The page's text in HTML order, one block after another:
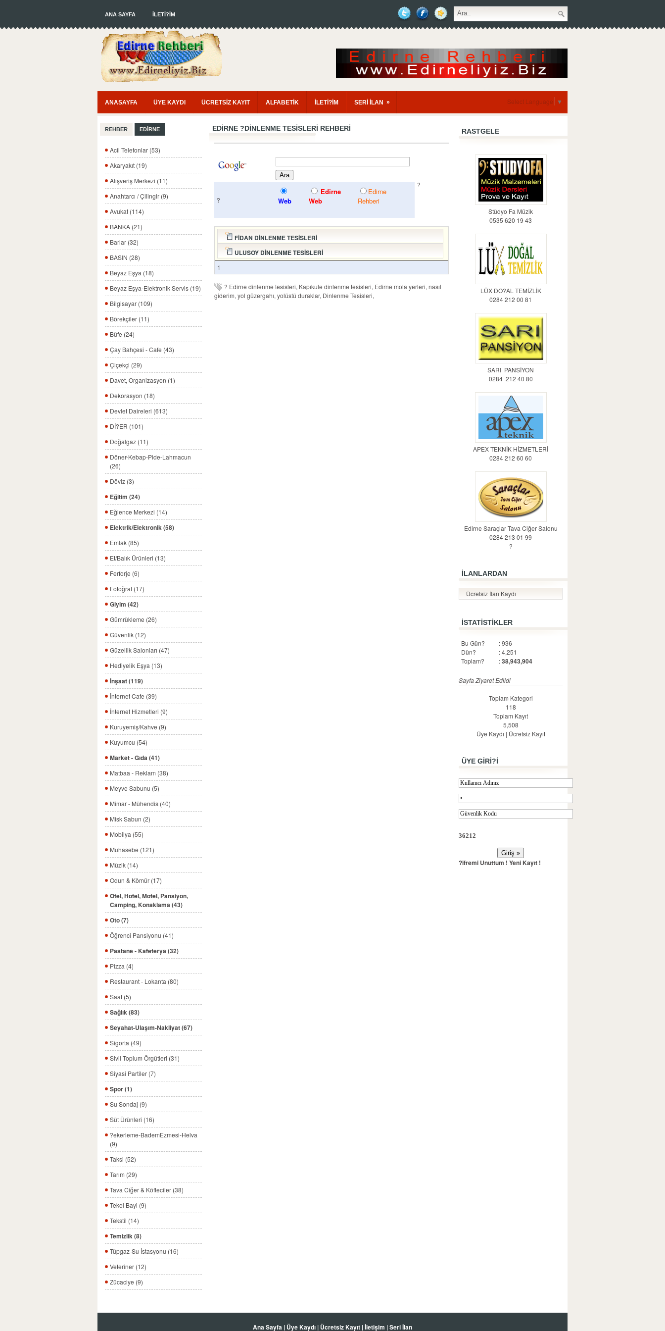
ANA SAYFA İLETİ?İM
ANASAYFA ÜYE KAYDI ÜCRETSİZ KAYIT ALFABETİK İLETİ?İM SERİ İLAN » Select Language ▼
REHBER EDİRNE
Acil Telefonlar (53)
Akaryakıt (19)
Alışveriş Merkezi (11)
Anahtarcı / Çilingir (9)
Avukat (114)
BANKA (21)
Barlar (32)
BASIN (28)
Beyaz Eşya (18)
Beyaz Eşya-Elektronik Servis (19)
Bilgisayar (109)
Börekçiler (11)
Büfe (24)
Çay Bahçesi - Cafe (43)
Çiçekçi (29)
Davet, Organizasyon (1)
Dekorasyon (18)
Devlet Daireleri (613)
Dİ?ER (101)
Doğalgaz (11)
Döner-Kebap-Pide-Lahmacun
(26)
Döviz (3)
Eğitim (24)
Eğlence Merkezi (14)
Elektrik/Elektronik (58)
Emlak (85)
Et/Balık Ürünleri (13)
Ferforje (6)
Fotoğraf (17)
Giyim (42)
Gümrükleme (26)
Güvenlik (12)
Güzellik Salonları (47)
Hediyelik Eşya (13)
İnşaat (119)
İnternet Cafe (39)
İnternet Hizmetleri (9)
Kuruyemiş/Kahve (9)
Kuyumcu (54)
Market - Gıda (41)
Matbaa - Reklam (38)
Meyve Sabunu (5)
Mimar - Mühendis (40)
Misk Sabun (2)
Mobilya (55)
Muhasebe (121)
Müzik (14)
Odun & Kömür (17)
Otel, Hotel, Motel, Pansiyon,
Camping, Konaklama (43)
Oto (7)
Öğrenci Pansiyonu (41)
Pastane - Kafeterya (32)
Pizza (4)
Restaurant - Lokanta (80)
Saat (5)
Sağlık (83)
Seyahat-Ulaşım-Nakliyat (67)
Sigorta (49)
Sivil Toplum Örgütleri (31)
Siyasi Partiler (7)
Spor (1)
Su Sondaj (9)
Süt Ürünleri (16)
?ekerleme-BademEzmesi-Helva
(9)
Taksi (52)
Tarım (29)
Tava Ciğer & Köfteciler (38)
Tekel Bayi (9)
Tekstil (14)
Temizlik (8)
Tüpgaz-Su İstasyonu (16)
Veteriner (12)
Zücaciye (9)
EDIRNE ?DINLENME TESISLERI REHBERI
?
?
Web
Edirne
Web
Edirne
Rehberi
FİDAN DİNLENME TESİSLERİ
ULUSOY DİNLENME TESİSLERİ
1
? Edirne dinlenme tesisleri, Kapıkule dinlenme tesisleri, Edirne mola yerleri, nasıl
giderim, yol güzergahı, yolüstü duraklar, Dinlenme Tesisleri,
RASTGELE
Stüdyo Fa Müzik
0535 620 19 43
LÜX DO?AL TEMİZLİK
0284 212 00 81
SARI PANSİYON
0284 212 40 80
APEX TEKNİK HİZMETLERİ
0284 212 60 60
Edirne Saraçlar Tava Ciğer Salonu
0284 213 01 99
?
İLANLARDAN
Ücretsiz İlan Kaydı
İSTATİSTİKLER
Bu Gün?
Dün?
Toplam?
: 936
: 4,251
:38,943,904
Sayfa Ziyaret Edildi
Toplam Kategori
118
Toplam Kayıt
5,508
Üye Kaydı | Ücretsiz Kayıt
ÜYE GİRİ?İ
36212
?ifremi Unuttum ! Yeni Kayıt !
Ana Sayfa | Üye Kaydı | Ücretsiz Kayıt |İletişim |Seri İlan